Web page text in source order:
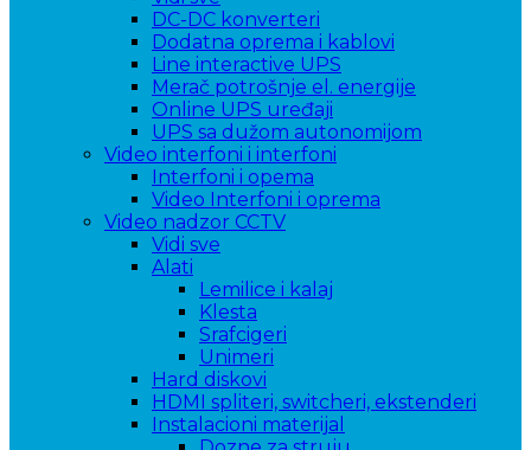
DC-DC konverteri
Dodatna oprema i kablovi
Line interactive UPS
Merač potrošnje el. energije
Online UPS uređaji
UPS sa dužom autonomijom
Video interfoni i interfoni
Interfoni i opema
Video Interfoni i oprema
Video nadzor CCTV
Vidi sve
Alati
Lemilice i kalaj
Klesta
Srafcigeri
Unimeri
Hard diskovi
HDMI spliteri, switcheri, ekstenderi
Instalacioni materijal